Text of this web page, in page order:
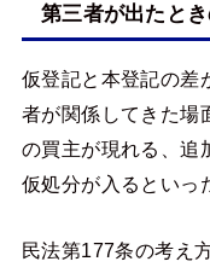
第三者が出たと
仮登記と本登記の差
者が関係してきた場
の買主が現れる、追
仮処分が入るといっ
民法第177条の考え